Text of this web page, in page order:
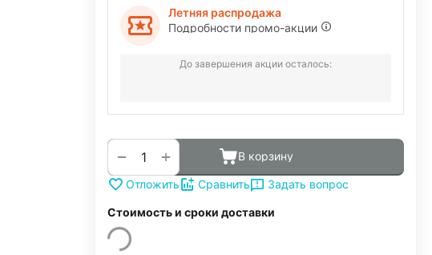
Летняя распродажа
Подробности промо-акции
До завершения акции осталось:
+
− В корзину
Отложить Сравнить Задать вопрос
Стоимость и сроки доставки